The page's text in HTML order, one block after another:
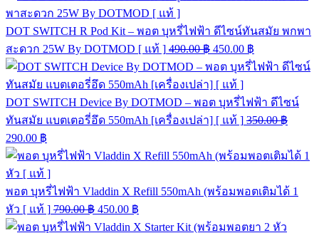
DOT SWITCH R Pod Kit – พอต บุหรี่ไฟฟ้า ดีไซน์ทันสมัย พกพา
สะดวก 25W By DOTMOD [ แท้ ] 490.00฿ 450.00 ฿
DOT SWITCH Device By DOTMOD – พอต บุหรี่ไฟฟ้า ดีไซน์
ทันสมัย แบตเตอรี่อึด 550mAh [เครื่องเปล่า] [ แท้ ] 350.00฿
290.00 ฿
พอต บุหรี่ไฟฟ้า Vladdin X Refill 550mAh (พร้อมพอตเติมได้ 1
หัว [ แท้ ] 790.00฿ 450.00 ฿